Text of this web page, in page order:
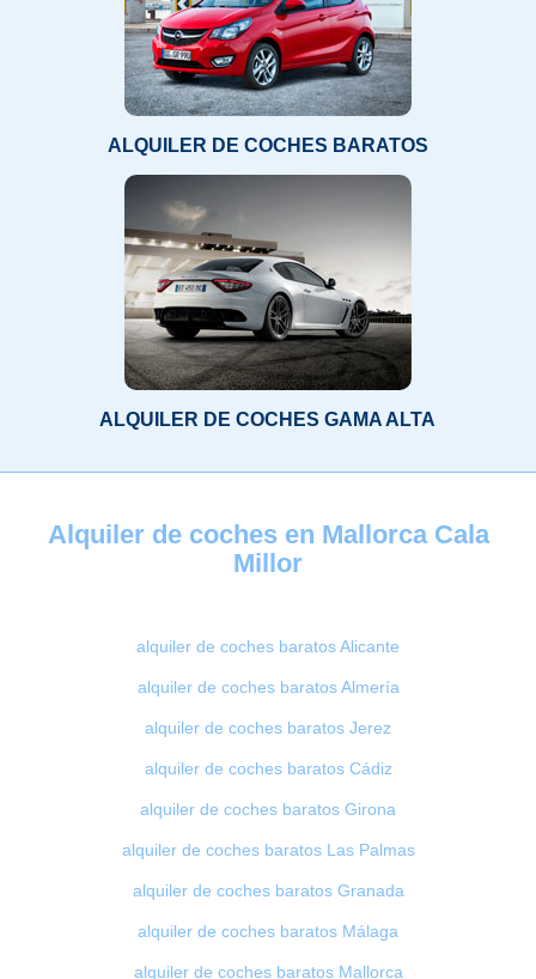
ALQUILER DE COCHES BARATOS
ALQUILER DE COCHES GAMA ALTA
Alquiler de coches en Mallorca Cala
Millor
alquiler de coches baratos Alicante
alquiler de coches baratos Almería
alquiler de coches baratos Jerez
alquiler de coches baratos Cádiz
alquiler de coches baratos Girona
alquiler de coches baratos Las Palmas
alquiler de coches baratos Granada
alquiler de coches baratos Málaga
alquiler de coches baratos Mallorca